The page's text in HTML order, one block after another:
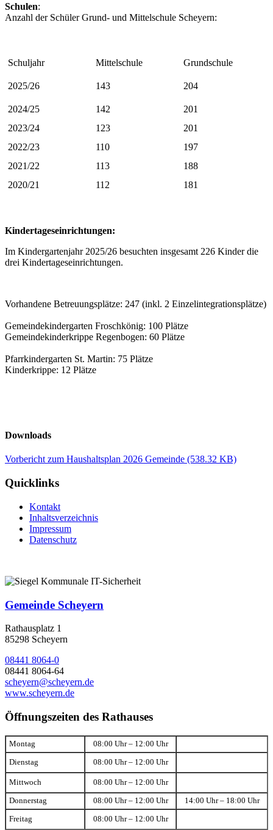
Schulen:
Anzahl der Schüler Grund- und Mittelschule Scheyern:
Schuljahr Mittelschule Grundschule
2025/26 143 204
2024/25 142
201
2023/24
123
201
2022/23
110
197
2021/22
113
188
2020/21
112 181
Kindertageseinrichtungen:
Im Kindergartenjahr 2025/26 besuchten insgesamt 226 Kinder die
drei Kindertageseinrichtungen.
Vorhandene Betreuungsplätze: 247 (inkl. 2 Einzelintegrationsplätze)
Gemeindekindergarten Froschkönig: 100 Plätze
Gemeindekinderkrippe Regenbogen: 60 Plätze
Pfarrkindergarten St. Martin: 75 Plätze
Kinderkrippe: 12 Plätze
Downloads
Vorbericht zum Haushaltsplan 2026 Gemeinde (538.32 KB)
Quicklinks
Kontakt
Inhaltsverzeichnis
Impressum
Datenschutz
Gemeinde Scheyern
Rathausplatz 1
85298 Scheyern
08441 8064-0
08441 8064-64
scheyern@scheyern.de
www.scheyern.de
Öffnungszeiten des Rathauses
Montag 08:00 Uhr – 12:00 Uhr
Dienstag 08:00 Uhr – 12:00 Uhr
Mittwoch 08:00 Uhr – 12:00 Uhr
Donnerstag 08:00 Uhr – 12:00 Uhr 14:00 Uhr – 18:00 Uhr
Freitag 08:00 Uhr – 12:00 Uhr